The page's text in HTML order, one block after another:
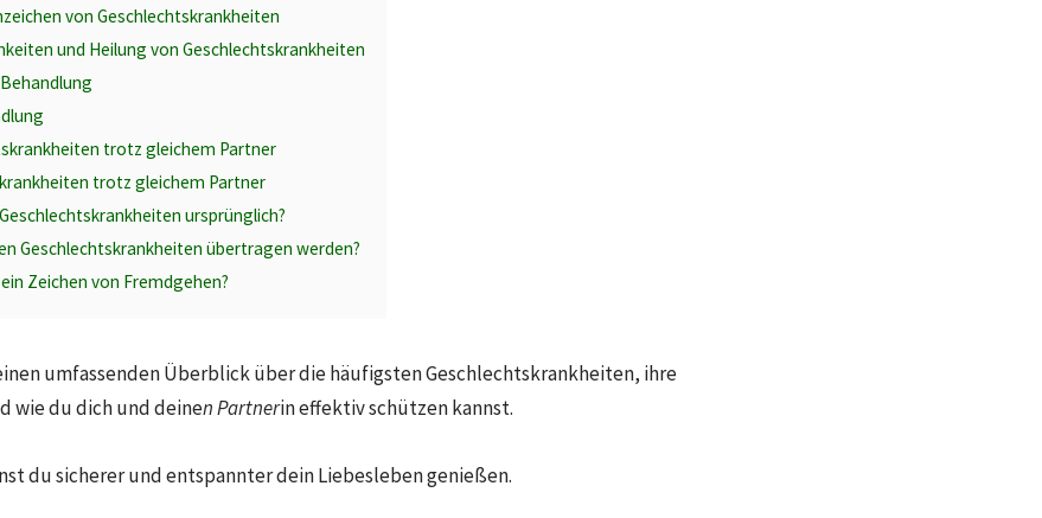
von Geschlechtskrankheiten
und Heilung von Geschlechtskrankheiten
trotz gleichem Partner
trotz gleichem Partner
ursprünglich?
Geschlechtskrankheiten übertragen werden?
Zeichen von Fremdgehen?
umfassenden Überblick über die häufigsten Geschlechtskrankheiten, ihre
wie du dich und deinen Partnerin effektiv schützen kannst.
du sicherer und entspannter dein Liebesleben genießen.